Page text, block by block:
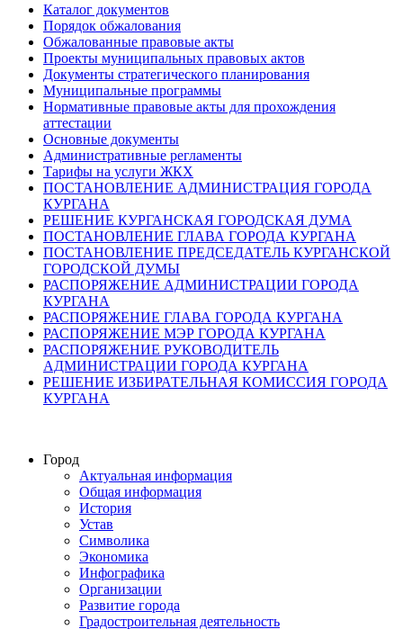
Каталог документов
Порядок обжалования
Обжалованные правовые акты
Проекты муниципальных правовых актов
Документы стратегического планирования
Муниципальные программы
Нормативные правовые акты для прохождения
аттестации
Основные документы
Административные регламенты
Тарифы на услуги ЖКХ
ПОСТАНОВЛЕНИЕ АДМИНИСТРАЦИЯ ГОРОДА
КУРГАНА
РЕШЕНИЕ КУРГАНСКАЯ ГОРОДСКАЯ ДУМА
ПОСТАНОВЛЕНИЕ ГЛАВА ГОРОДА КУРГАНА
ПОСТАНОВЛЕНИЕ ПРЕДСЕДАТЕЛЬ КУРГАНСКОЙ
ГОРОДСКОЙ ДУМЫ
РАСПОРЯЖЕНИЕ АДМИНИСТРАЦИИ ГОРОДА
КУРГАНА
РАСПОРЯЖЕНИЕ ГЛАВА ГОРОДА КУРГАНА
РАСПОРЯЖЕНИЕ МЭР ГОРОДА КУРГАНА
РАСПОРЯЖЕНИЕ РУКОВОДИТЕЛЬ
АДМИНИСТРАЦИИ ГОРОДА КУРГАНА
РЕШЕНИЕ ИЗБИРАТЕЛЬНАЯ КОМИССИЯ ГОРОДА
КУРГАНА
Город
Актуальная информация
Общая информация
История
Устав
Символика
Экономика
Инфографика
Организации
Развитие города
Градостроительная деятельность